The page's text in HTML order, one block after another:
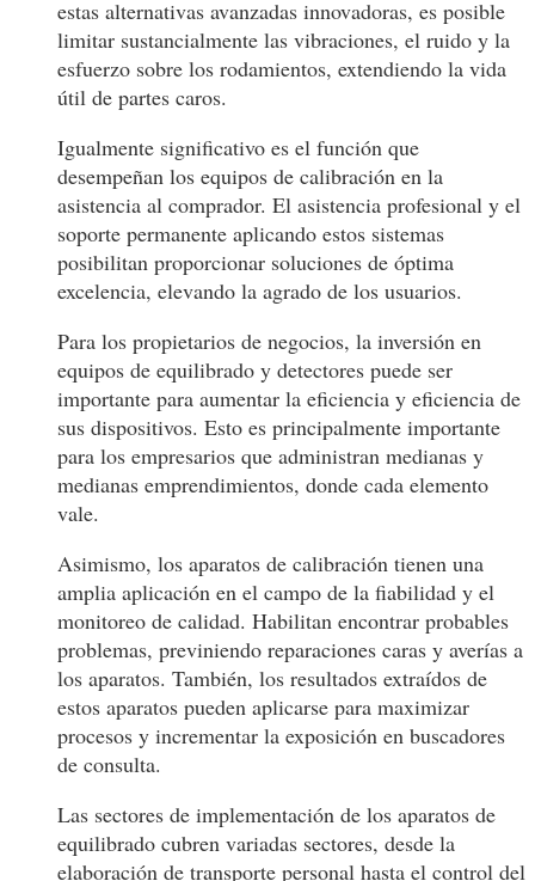
estas alternativas avanzadas innovadoras, es posible
limitar sustancialmente las vibraciones, el ruido y la
esfuerzo sobre los rodamientos, extendiendo la vida
útil de partes caros.
Igualmente significativo es el función que
desempeñan los equipos de calibración en la
asistencia al comprador. El asistencia profesional y el
soporte permanente aplicando estos sistemas
posibilitan proporcionar soluciones de óptima
excelencia, elevando la agrado de los usuarios.
Para los propietarios de negocios, la inversión en
equipos de equilibrado y detectores puede ser
importante para aumentar la eficiencia y eficiencia de
sus dispositivos. Esto es principalmente importante
para los empresarios que administran medianas y
medianas emprendimientos, donde cada elemento
vale.
Asimismo, los aparatos de calibración tienen una
amplia aplicación en el campo de la fiabilidad y el
monitoreo de calidad. Habilitan encontrar probables
problemas, previniendo reparaciones caras y averías a
los aparatos. También, los resultados extraídos de
estos aparatos pueden aplicarse para maximizar
procesos y incrementar la exposición en buscadores
de consulta.
Las sectores de implementación de los aparatos de
equilibrado cubren variadas sectores, desde la
elaboración de transporte personal hasta el control del